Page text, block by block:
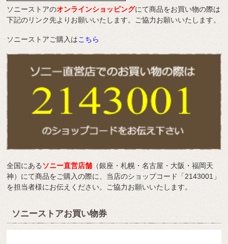
ソニーストアのオンラインショッピングにて商品をお買い物の際は
下記のリンク先よりお願いいたします。ご協力お願いいたします。
ソニーストアご購入はこちら
全国にあるソニー直営店舗 （銀座・札幌・名古屋・大阪・福岡天
神）にて商品をご購入の際に、当店のショップコード「2143001」
を担当者様にお伝えください。ご協力お願いいたします。
ソニーストアお買い物券